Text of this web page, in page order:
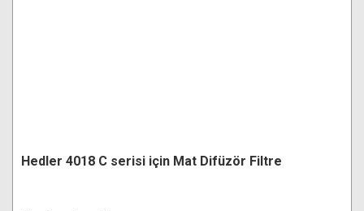
Hedler 4018 C serisi için Mat Difüzör Filtre